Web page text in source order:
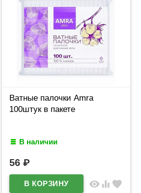
Ватные палочки Amra
100штук в пакете
В наличии
56 ₽
visibility equalizer favorite